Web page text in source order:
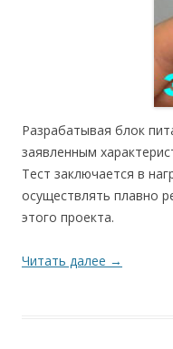
Разрабатывая блок
заявленным
Тест заключается в
осуществлять плавно
этого проекта.
Читать далее →